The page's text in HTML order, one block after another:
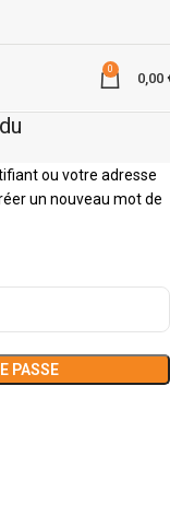
0
0,00
ou votre adresse
un nouveau mot de
PASSE